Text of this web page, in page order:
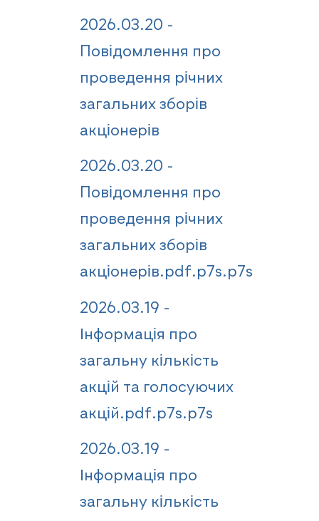
2026.03.20 -
Повідомлення про
проведення річних
загальних зборів
акціонерів
2026.03.20 -
Повідомлення про
проведення річних
загальних зборів
акціонерів.pdf.p7s.p7s
2026.03.19 -
Інформація про
загальну кількість
акцій та голосуючих
акцій.pdf.p7s.p7s
2026.03.19 -
Інформація про
загальну кількість